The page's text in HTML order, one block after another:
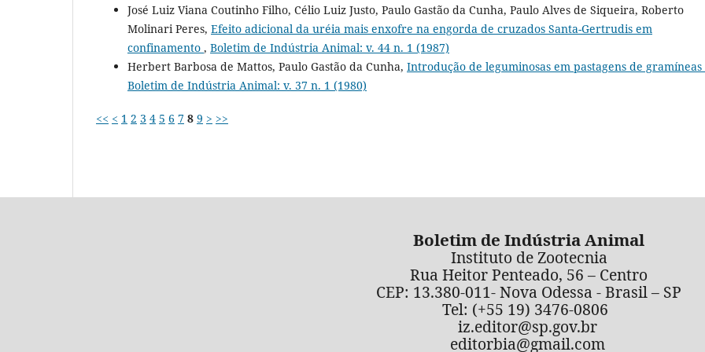
José Luiz Viana Coutinho Filho, Célio Luiz Justo, Paulo Gastão da Cunha, Paulo Alves de Siqueira, Roberto
Molinari Peres, Efeito adicional da uréia mais enxofre na engorda de cruzados Santa-Gertrudis em
confinamento , Boletim de Indústria Animal: v. 44 n. 1 (1987)
Herbert Barbosa de Mattos, Paulo Gastão da Cunha, Introdução de leguminosas em pastagens de gramíneas
Boletim de Indústria Animal: v. 37 n. 1 (1980)
<< < 1 2 3 4 5 6 7 8 9 > >>
Boletim de Indústria Animal
Instituto de Zootecnia
Rua Heitor Penteado, 56 – Centro
CEP: 13.380-011- Nova Odessa - Brasil – SP
Tel: (+55 19) 3476-0806
iz.editor@sp.gov.br
editorbia@gmail.com